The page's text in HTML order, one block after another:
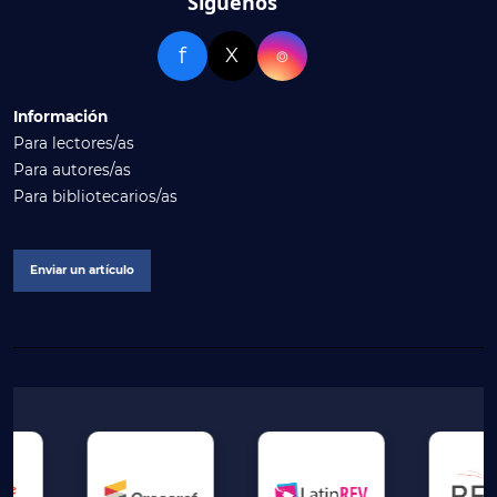
f X ⌾
Información
Para lectores/as
Para autores/as
Para bibliotecarios/as
Enviar un artículo